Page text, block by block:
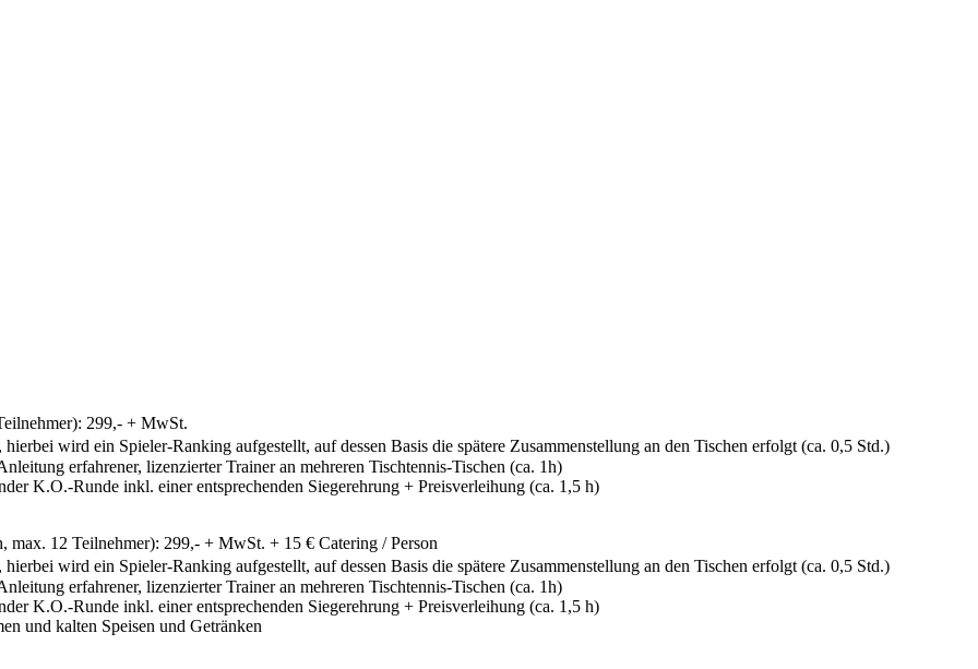
299,- + MwSt.
wird ein Spieler-Ranking aufgestellt, auf dessen Basis die spätere Zusammenstellung an den Tischen erfolgt (ca. 0,5 Std.)
erfahrener, lizenzierter Trainer an mehreren Tischtennis-Tischen (ca. 1h)
K.O.-Runde inkl. einer entsprechenden Siegerehrung + Preisverleihung (ca. 1,5 h)
12 Teilnehmer): 299,- + MwSt. + 15 € Catering / Person
wird ein Spieler-Ranking aufgestellt, auf dessen Basis die spätere Zusammenstellung an den Tischen erfolgt (ca. 0,5 Std.)
erfahrener, lizenzierter Trainer an mehreren Tischtennis-Tischen (ca. 1h)
K.O.-Runde inkl. einer entsprechenden Siegerehrung + Preisverleihung (ca. 1,5 h)
und kalten Speisen und Getränken